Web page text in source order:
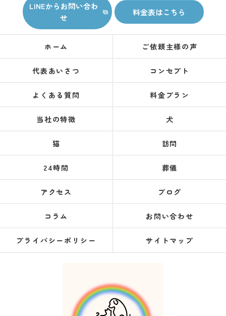
LINEからお問い合わ
せ
料金表はこちら
ホーム ご依頼主様の声
代表あいさつ コンセプト
よくある質問 料金プラン
当社の特徴 犬
猫 訪問
24時間 葬儀
アクセス ブログ
コラム お問い合わせ
プライバシーポリシー サイトマップ